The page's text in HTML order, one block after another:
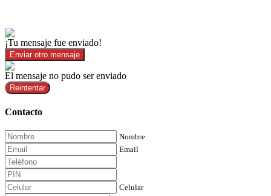
¡Tu mensaje fue enviado!
Enviar otro mensaje
El mensaje no pudo ser enviado
Reintentar
Contacto
Nombre
Email
Celular